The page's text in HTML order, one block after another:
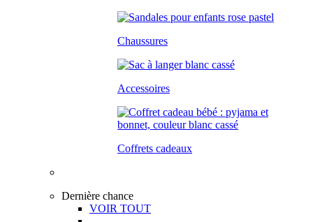
Chaussures
Accessoires
Coffrets cadeaux
Dernière chance
VOIR TOUT